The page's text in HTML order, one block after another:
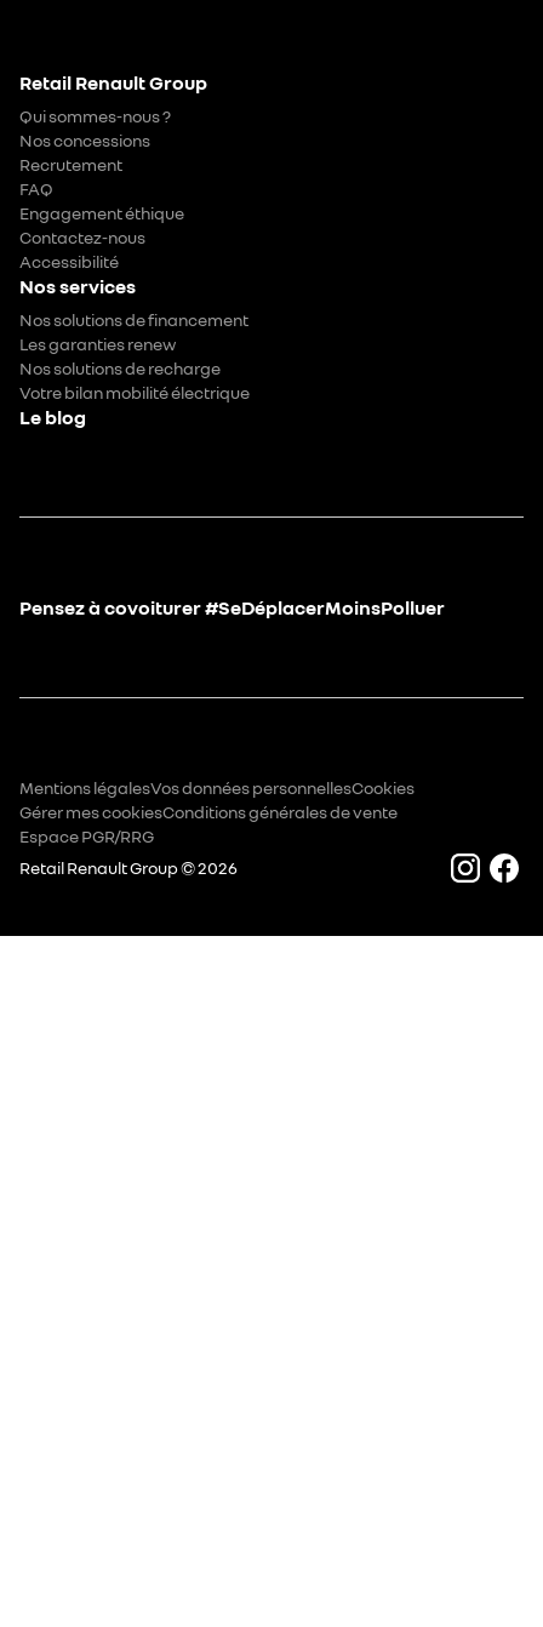
Retail Renault Group
Qui sommes-nous ?
Nos concessions
Recrutement
FAQ
Engagement éthique
Contactez-nous
Accessibilité
Nos services
Nos solutions de financement
Les garanties renew
Nos solutions de recharge
Votre bilan mobilité électrique
Le blog
Pensez à covoiturer #SeDéplacerMoinsPolluer
Mentions légalesVos données personnellesCookies
Gérer mes cookiesConditions générales de vente
Espace PGR/RRG
Retail Renault Group ©2026